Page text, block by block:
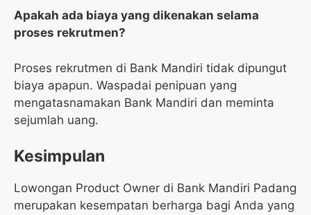
Apakah ada biaya yang dikenakan selama
proses rekrutmen?
Proses rekrutmen di Bank Mandiri tidak dipungut
biaya apapun. Waspadai penipuan yang
mengatasnamakan Bank Mandiri dan meminta
sejumlah uang.
Kesimpulan
Lowongan Product Owner di Bank Mandiri Padang
merupakan kesempatan berharga bagi Anda yang